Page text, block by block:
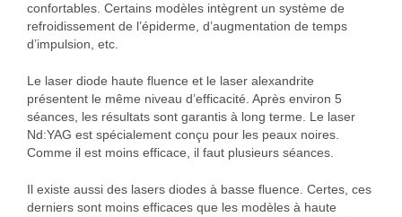
confortables. Certains modèles intègrent un système de
refroidissement de l’épiderme, d’augmentation de temps
d’impulsion, etc.
Le laser diode haute fluence et le laser alexandrite
présentent le même niveau d’efficacité. Après environ 5
séances, les résultats sont garantis à long terme. Le laser
Nd:YAG est spécialement conçu pour les peaux noires.
Comme il est moins efficace, il faut plusieurs séances.
Il existe aussi des lasers diodes à basse fluence. Certes, ces
derniers sont moins efficaces que les modèles à haute